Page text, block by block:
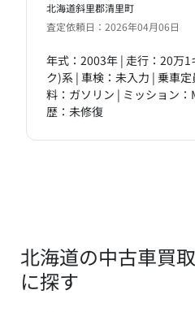
北海道斜里郡清里町
査定依頼日：2026年04月06日
年式：2003年 | 走行：20万1
ク)系 | 車検：未入力 | 乗車
料：ガソリン | ミッション
歴：未修復
北海道の中古車買
に探す